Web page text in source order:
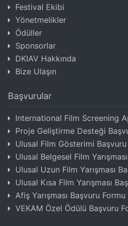
Festival Ekibi
Yönetmelikler
Ödüller
Sponsorlar
DKIAV Hakkında
Bize Ulaşın
Başvurular
International Film Screening
Proje Geliştirme Desteği
Ulusal Film Gösterimi Başvuru
Ulusal Belgesel Film
Ulusal Uzun Film Yarışması
Ulusal Kısa Film Yarışması
Afiş Yarışması Başvuru Formu
VEKAM Özel Ödülü Başvuru